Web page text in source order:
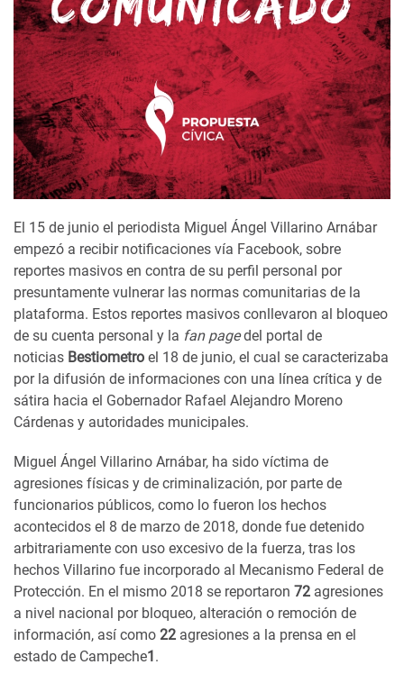
El 15 de junio el periodista Miguel Ángel Villarino Arnábar
empezó a recibir notificaciones vía Facebook, sobre
reportes masivos en contra de su perfil personal por
presuntamente vulnerar las normas comunitarias de la
plataforma. Estos reportes masivos conllevaron al bloqueo
de su cuenta personal y la fan page del portal de
noticias Bestiometro el 18 de junio, el cual se caracterizaba
por la difusión de informaciones con una línea crítica y de
sátira hacia el Gobernador Rafael Alejandro Moreno
Cárdenas y autoridades municipales.
Miguel Ángel Villarino Arnábar, ha sido víctima de
agresiones físicas y de criminalización, por parte de
funcionarios públicos, como lo fueron los hechos
acontecidos el 8 de marzo de 2018, donde fue detenido
arbitrariamente con uso excesivo de la fuerza, tras los
hechos Villarino fue incorporado al Mecanismo Federal de
Protección. En el mismo 2018 se reportaron 72 agresiones
a nivel nacional por bloqueo, alteración o remoción de
información, así como 22 agresiones a la prensa en el
estado de Campeche1 .